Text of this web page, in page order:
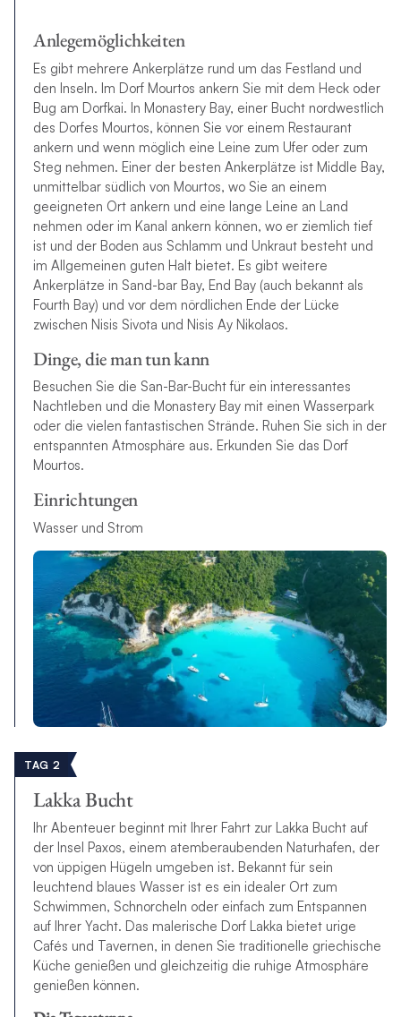
Anlegemöglichkeiten
Es gibt mehrere Ankerplätze rund um das Festland und
den Inseln. Im Dorf Mourtos ankern Sie mit dem Heck oder
Bug am Dorfkai. In Monastery Bay, einer Bucht nordwestlich
des Dorfes Mourtos, können Sie vor einem Restaurant
ankern und wenn möglich eine Leine zum Ufer oder zum
Steg nehmen. Einer der besten Ankerplätze ist Middle Bay,
unmittelbar südlich von Mourtos, wo Sie an einem
geeigneten Ort ankern und eine lange Leine an Land
nehmen oder im Kanal ankern können, wo er ziemlich tief
ist und der Boden aus Schlamm und Unkraut besteht und
im Allgemeinen guten Halt bietet. Es gibt weitere
Ankerplätze in Sand-bar Bay, End Bay (auch bekannt als
Fourth Bay) und vor dem nördlichen Ende der Lücke
zwischen Nisis Sivota und Nisis Ay Nikolaos.
Dinge, die man tun kann
Besuchen Sie die San-Bar-Bucht für ein interessantes
Nachtleben und die Monastery Bay mit einen Wasserpark
oder die vielen fantastischen Strände. Ruhen Sie sich in der
entspannten Atmosphäre aus. Erkunden Sie das Dorf
Mourtos.
Einrichtungen
Wasser und Strom
TAG 2
Lakka Bucht
Ihr Abenteuer beginnt mit Ihrer Fahrt zur Lakka Bucht auf
der Insel Paxos, einem atemberaubenden Naturhafen, der
von üppigen Hügeln umgeben ist. Bekannt für sein
leuchtend blaues Wasser ist es ein idealer Ort zum
Schwimmen, Schnorcheln oder einfach zum Entspannen
auf Ihrer Yacht. Das malerische Dorf Lakka bietet urige
Cafés und Tavernen, in denen Sie traditionelle griechische
Küche genießen und gleichzeitig die ruhige Atmosphäre
genießen können.